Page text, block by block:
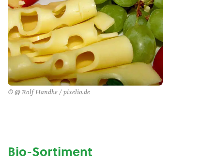
© @ Rolf Handke / pixelio.de
Bio-Sortiment